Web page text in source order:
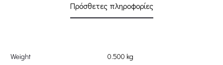
Πρόσθετες πληροφορίες
Weight 0.500 kg